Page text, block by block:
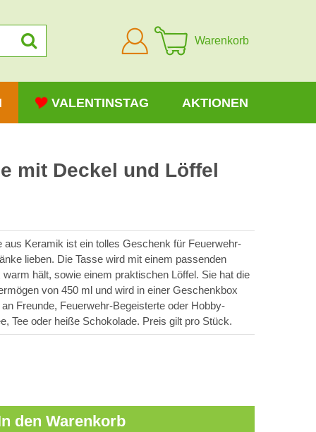
Anmelden
Warenkorb
VALENTINSTAG AKTIONEN
mit Deckel und Löffel
aus Keramik ist ein tolles Geschenk für Feuerwehr-
lieben. Die Tasse wird mit einem passenden
hält, sowie einem praktischen Löffel. Sie hat die
von 450 ml und wird in einer Geschenkbox
Freunde, Feuerwehr-Begeisterte oder Hobby-
Tee oder heiße Schokolade. Preis gilt pro Stück.
den Warenkorb